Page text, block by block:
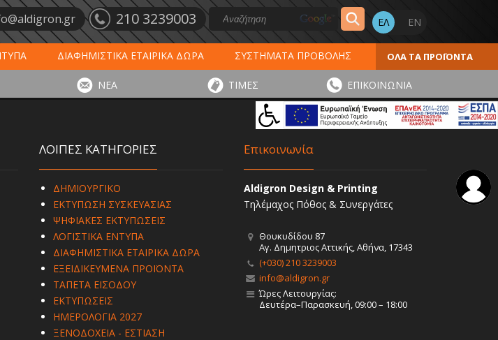
210 3239003
ΔΙΑΦΗΜΙΣΤΙΚΑ ΕΤΑΙΡΙΚΑ ΔΩΡΑ
ΣΥΣΤΗΜΑΤΑ ΠΡΟΒΟΛΗΣ
ΤΑΠΕΤΑ ΕΙΣΟΔΟΥ ΗΜΕΡΟΛΟΓΙΑ 2027
ΕΚΤΥΠΩΣΕΙΣ
ΑΥΤΟΚΟΛΛΗΤΑ - ΕΤΙΚΕΤΕΣ
ΟΛΑ ΤΑ ΠΡΟΪΟΝΤΑ
ΝΕΑ ΤΙΜΕΣ ΕΠΙΚΟΙΝΩΝΙΑ
ΛΟΙΠΕΣ ΚΑΤΗΓΟΡΙΕΣ
ΔΗΜΙΟΥΡΓΙΚΟ
ΕΚΤΥΠΩΣΗ ΣΥΣΚΕΥΑΣΙΑΣ
ΨΗΦΙΑΚΕΣ ΕΚΤΥΠΩΣΕΙΣ
ΛΟΓΙΣΤΙΚΑ ΕΝΤΥΠΑ
ΔΙΑΦΗΜΙΣΤΙΚΑ ΕΤΑΙΡΙΚΑ ΔΩΡΑ
ΕΞΕΙΔΙΚΕΥΜΕΝΑ ΠΡΟΪΟΝΤΑ
ΤΑΠΕΤΑ ΕΙΣΟΔΟΥ
ΕΚΤΥΠΩΣΕΙΣ
ΗΜΕΡΟΛΟΓΙΑ 2027
ΞΕΝΟΔΟΧΕΙΑ - ΕΣΤΙΑΣΗ
Επικοινωνία
Aldigron Design & Printing
Τηλέμαχος Πόθος & Συνεργάτες
Θουκυδίδου 87
Αγ. Δημητριος Αττικής, Αθήνα, 17343
(+030) 210 3239003
info@aldigron.gr
Ώρες Λειτουργίας:
Δευτέρα–Παρασκευή, 09:00 – 18:00